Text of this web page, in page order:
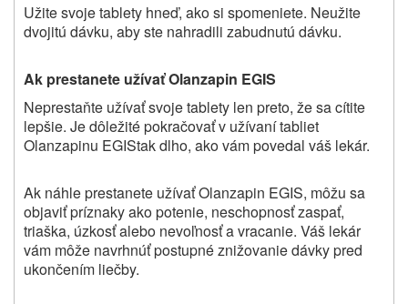
Užite svoje tablety hneď, ako si spomeniete. Neužite
dvojitú dávku, aby ste nahradili zabudnutú dávku.
Ak prestanete užívať Olanzapin EGIS
Neprestaňte užívať svoje tablety len preto, že sa cítite
lepšie. Je dôležité pokračovať v užívaní tabliet
Olanzapinu EGIStak dlho, ako vám povedal váš lekár.
Ak náhle prestanete užívať Olanzapin EGIS, môžu sa
objaviť príznaky ako potenie, neschopnosť zaspať,
triaška, úzkosť alebo nevoľnosť a vracanie. Váš lekár
vám môže navrhnúť postupné znižovanie dávky pred
ukončením liečby.